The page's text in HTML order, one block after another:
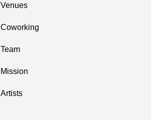
Venues
Coworking
Team
Mission
Artists